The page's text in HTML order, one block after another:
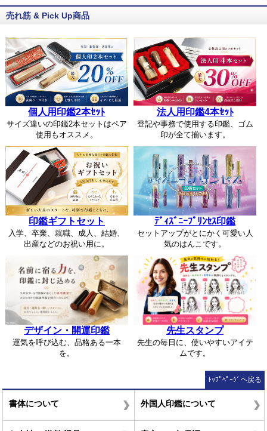
売れ筋 & Pick Up商品
個人用印鑑2本ｾｯﾄ
サイズ違いの印鑑2本セットはペア
使用もオススメ。
法人用印鑑4本ｾｯﾄ
登記や事務で使用する印鑑、ゴム
印が全て揃います。
印鑑ギフトセット
入学、卒業、就職、成人、結婚、
出産などのお祝い用に。
ﾃﾞｨｽﾞﾆｰﾌﾟﾘﾝｾｽ印鑑
セットアップがとにかく可愛い人
気のはんこです。
デザイン・開運印鑑
運気を呼び込む、品格ある一本
を。
先生スタンプ
先生の毎日に、使いやすいアイテ
ムです。
ﾄｯﾌﾟﾍﾟｰｼﾞへ戻る
書体について 外国人印鑑について